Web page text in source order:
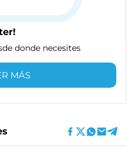
donde necesites
MÁS